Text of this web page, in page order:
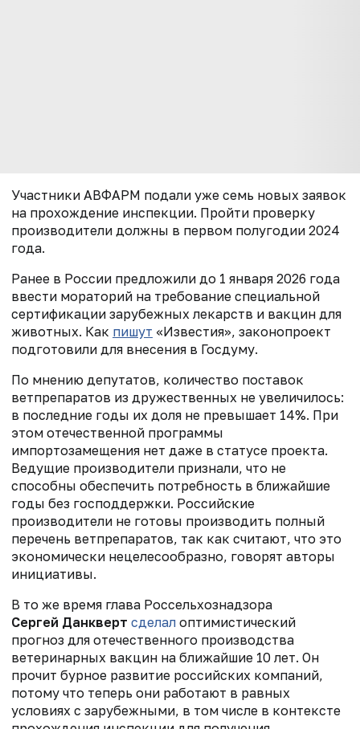
Участники АВФАРМ подали уже семь новых заявок
на прохождение инспекции. Пройти проверку
производители должны в первом полугодии 2024
года.
Ранее в России предложили до 1 января 2026 года
ввести мораторий на требование специальной
сертификации зарубежных лекарств и вакцин для
животных. Как пишут «Известия», законопроект
подготовили для внесения в Госдуму.
По мнению депутатов, количество поставок
ветпрепаратов из дружественных не увеличилось:
в последние годы их доля не превышает 14%. При
этом отечественной программы
импортозамещения нет даже в статусе проекта.
Ведущие производители признали, что не
способны обеспечить потребность в ближайшие
годы без господдержки. Российские
производители не готовы производить полный
перечень ветпрепаратов, так как считают, что это
экономически нецелесообразно, говорят авторы
инициативы.
В то же время глава Россельхознадзора
Сергей Данкверт сделал оптимистический
прогноз для отечественного производства
ветеринарных вакцин на ближайшие 10 лет. Он
прочит бурное развитие российских компаний,
потому что теперь они работают в равных
условиях с зарубежными, в том числе в контексте